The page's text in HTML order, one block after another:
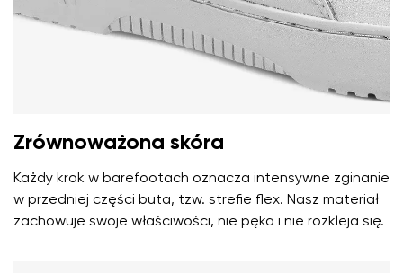
Zmień
Zrównoważona skóra
Każdy krok w barefootach oznacza intensywne zginanie
w przedniej części buta, tzw. strefie flex. Nasz materiał
zachowuje swoje właściwości, nie pęka i nie rozkleja się.
Wyrażam zgodę na przetwarzanie moich danych
osobowych w rozumieniute warunki i ich publikację.